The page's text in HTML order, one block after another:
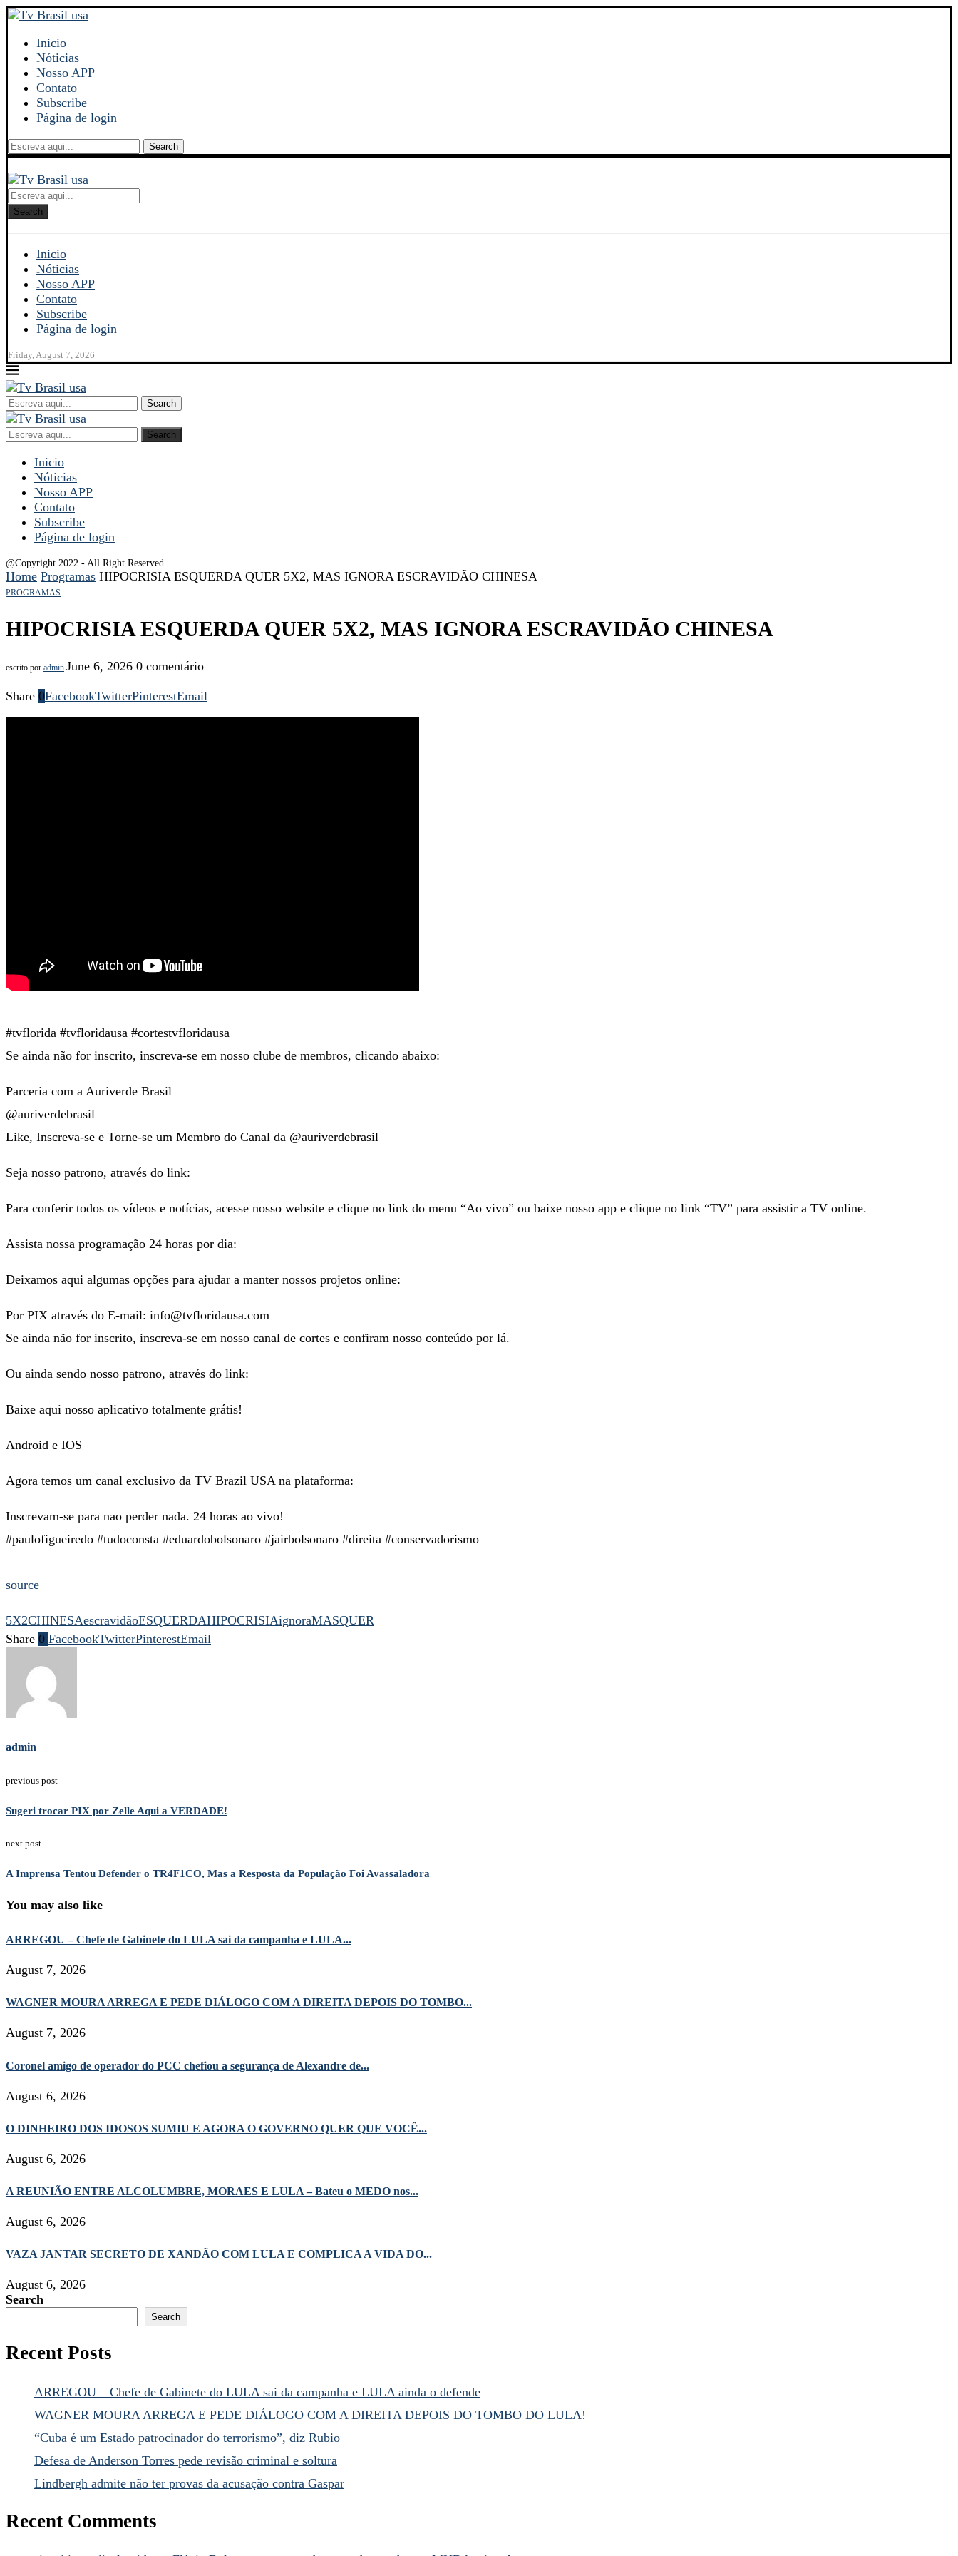
Inicio
Nóticias
Nosso APP
Contato
Subscribe
Página de login
Search
Search
Inicio
Nóticias
Nosso APP
Contato
Subscribe
Página de login
Friday, August 7, 2026
Search
Search
Inicio
Nóticias
Nosso APP
Contato
Subscribe
Página de login
@Copyright 2022 - All Right Reserved.
Home Programas HIPOCRISIA ESQUERDA QUER 5X2, MAS IGNORA ESCRAVIDÃO CHINESA
PROGRAMAS
HIPOCRISIA ESQUERDA QUER 5X2, MAS IGNORA ESCRAVIDÃO CHINESA
escrito por admin June 6, 2026 0 comentário
Share 0FacebookTwitterPinterestEmail
#tvflorida #tvfloridausa #cortestvfloridausa
Se ainda não for inscrito, inscreva-se em nosso clube de membros, clicando abaixo:
Parceria com a Auriverde Brasil
@auriverdebrasil
Like, Inscreva-se e Torne-se um Membro do Canal da @auriverdebrasil
Seja nosso patrono, através do link:
Para conferir todos os vídeos e notícias, acesse nosso website e clique no link do menu “Ao vivo” ou baixe nosso app e clique no link “TV” para assistir a TV online.
Assista nossa programação 24 horas por dia:
Deixamos aqui algumas opções para ajudar a manter nossos projetos online:
Por PIX através do E-mail: info@tvfloridausa.com
Se ainda não for inscrito, inscreva-se em nosso canal de cortes e confiram nosso conteúdo por lá.
Ou ainda sendo nosso patrono, através do link:
Baixe aqui nosso aplicativo totalmente grátis!
Android e IOS
Agora temos um canal exclusivo da TV Brazil USA na plataforma:
Inscrevam-se para nao perder nada. 24 horas ao vivo!
#paulofigueiredo #tudoconsta #eduardobolsonaro #jairbolsonaro #direita #conservadorismo
source
5X2CHINESAescravidãoESQUERDAHIPOCRISIAignoraMASQUER
Share 0 FacebookTwitterPinterestEmail
admin
previous post
Sugeri trocar PIX por Zelle Aqui a VERDADE!
next post
A Imprensa Tentou Defender o TR4F1CO, Mas a Resposta da População Foi Avassaladora
You may also like
ARREGOU – Chefe de Gabinete do LULA sai da campanha e LULA...
August 7, 2026
WAGNER MOURA ARREGA E PEDE DIÁLOGO COM A DIREITA DEPOIS DO TOMBO...
August 7, 2026
Coronel amigo de operador do PCC chefiou a segurança de Alexandre de...
August 6, 2026
O DINHEIRO DOS IDOSOS SUMIU E AGORA O GOVERNO QUER QUE VOCÊ...
August 6, 2026
A REUNIÃO ENTRE ALCOLUMBRE, MORAES E LULA – Bateu o MEDO nos...
August 6, 2026
VAZA JANTAR SECRETO DE XANDÃO COM LULA E COMPLICA A VIDA DO...
August 6, 2026
Search
Search
Recent Posts
ARREGOU – Chefe de Gabinete do LULA sai da campanha e LULA ainda o defende
WAGNER MOURA ARREGA E PEDE DIÁLOGO COM A DIREITA DEPOIS DO TOMBO DO LULA!
“Cuba é um Estado patrocinador do terrorismo”, diz Rubio
Defesa de Anderson Torres pede revisão criminal e soltura
Lindbergh admite não ter provas da acusação contra Gaspar
Recent Comments